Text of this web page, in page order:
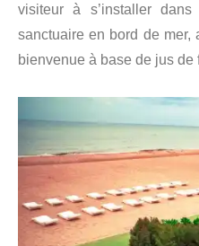
visiteur à s’installer
sanctuaire en bord de mer,
bienvenue à base de jus de